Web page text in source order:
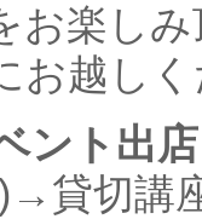
お楽し
お越し
ント出店
)→貸切講